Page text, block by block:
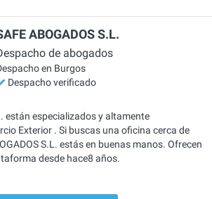
ABOGADOS S.L.
de abogados
en Burgos
Despacho verificado
están especializados y altamente
Exterior . Si buscas una oficina cerca de
S.L. estás en buenas manos. Ofrecen
desde hace8 años.